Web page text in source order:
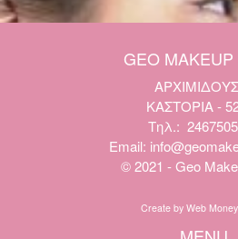
GEO
ΚΑΣΤΟΡΙΑ -
Τηλ.:
Email:
© 2021 - Geo
Create by Web